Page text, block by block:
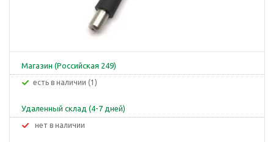
Магазин (Российская 249)
Есть в наличии (1)
Удаленный склад (4-7 дней)
Нет в наличии